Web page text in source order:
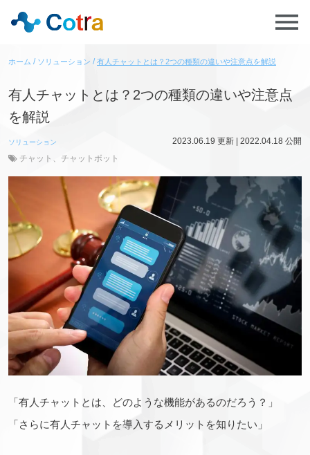
ホーム ソリューション 有人チャットとは？2つの種類の違いや注意点を解説
有人チャットとは？2つの種類の違いや注意点
を解説
ソリューション 2023.06.19 更新 | 2022.04.18 公開
チャット 、 チャットボット
「有人チャットとは、どのような機能があるのだろう？」
「さらに有人チャットを導入するメリットを知りたい」